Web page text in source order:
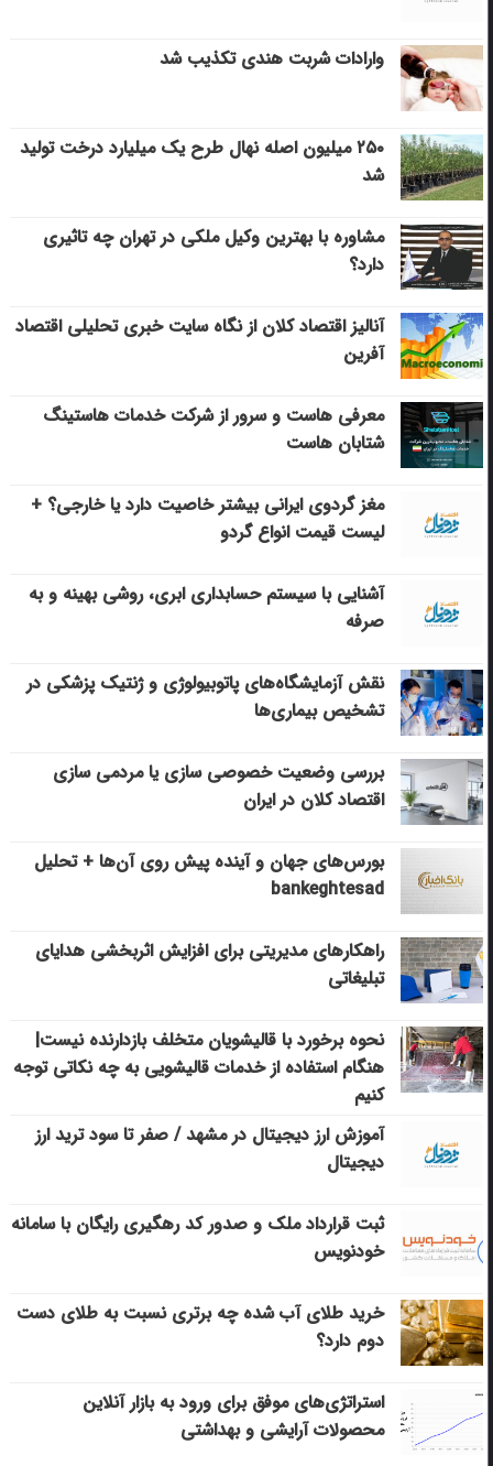
وارادات شربت هندی تکذیب شد
۲۵۰ میلیون اصله نهال طرح یک میلیارد درخت تولید
شد
مشاوره با بهترین وکیل ملکی در تهران چه تاثیری
دارد؟
آنالیز اقتصاد کلان از نگاه سایت خبری تحلیلی اقتصاد
آفرین
معرفی هاست و سرور از شرکت خدمات هاستینگ
شتابان هاست
مغز گردوی ایرانی بیشتر خاصیت دارد یا خارجی؟ +
لیست قیمت انواع گردو
آشنایی با سیستم حسابداری ابری، روشی بهینه و به
صرفه
نقش آزمایشگاه‌های پاتوبیولوژی و ژنتیک پزشکی در
تشخیص بیماری‌ها
بررسی وضعیت خصوصی سازی یا مردمی سازی
اقتصاد کلان در ایران
بورس‌های جهان و آینده پیش روی آن‌ها + تحلیل
bankeghtesad
راهکارهای مدیریتی برای افزایش اثربخشی هدایای
تبلیغاتی
نحوه برخورد با قالیشویان متخلف بازدارنده نیست|
هنگام استفاده از خدمات قالیشویی به چه نکاتی توجه
کنیم
آموزش ارز دیجیتال در مشهد / صفر تا سود ترید ارز
دیجیتال
ثبت قرارداد ملک و صدور کد رهگیری رایگان با سامانه
خودنویس
خرید طلای آب شده چه برتری نسبت به طلای دست
دوم دارد؟
استراتژی‌های موفق برای ورود به بازار آنلاین
محصولات آرایشی و بهداشتی